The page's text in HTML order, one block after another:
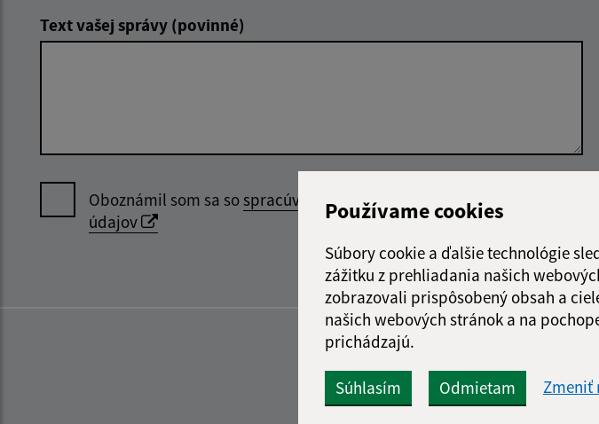
Používame cookies
Súbory cookie a ďalšie technológie
zážitku z prehliadania našich
zobrazovali prispôsobený obsah a
našich webových stránok a na
prichádzajú.
Súhlasím Odmietam Zmeniť
Text vašej správy (povinné)
Oboznámil som sa sospracúvaním osobných
údajov
správu